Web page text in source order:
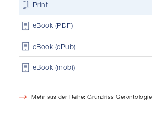
Print
eBook (PDF)
eBook (ePub)
eBook (mobi)
Mehr aus der Reihe: Grundriss Gerontologie